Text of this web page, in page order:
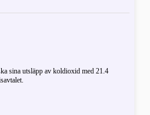
sina utsläpp av koldioxid med 21.4